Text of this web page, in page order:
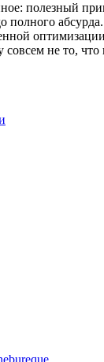
полезный
полного
совсем не то,